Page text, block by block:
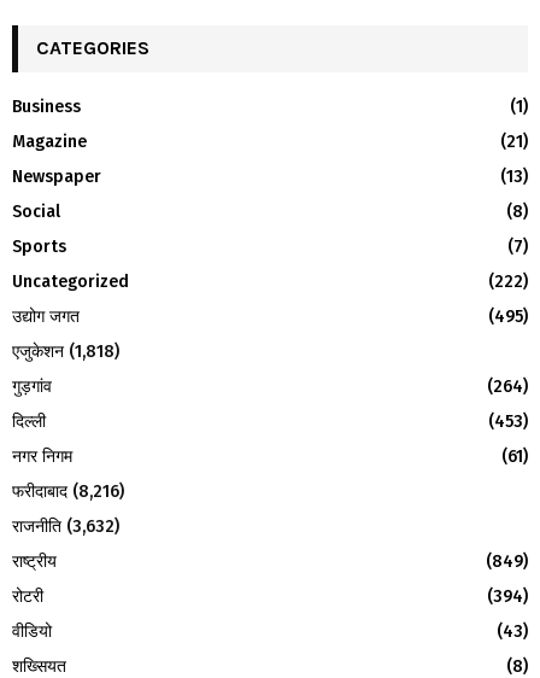
h
o
r
:
R
CATEGORIES
Business
(1)
Magazine
(21)
Newspaper
(13)
Social
(8)
Sports
(7)
Uncategorized
(222)
उद्योग जगत
(495)
एजुकेशन (1,818)
गुड़गांव
(264)
दिल्ली
(453)
नगर निगम
(61)
फरीदाबाद (8,216)
राजनीति (3,632)
राष्ट्रीय
(849)
रोटरी
(394)
वीडियो
(43)
शख्सियत
(8)